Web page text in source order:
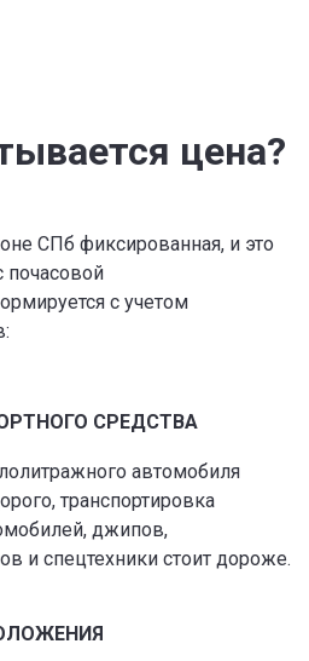
цена?
СПб фиксированная, и это
с учетом
СРЕДСТВА
автомобиля
транспортировка
джипов,
и спецтехники стоит дороже.